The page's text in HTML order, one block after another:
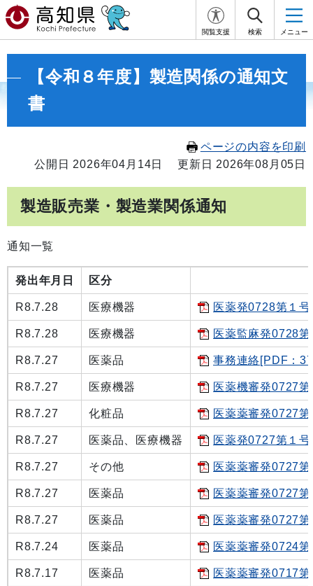
閲覧支援 検索 メニュー
【令和８年度】製造関係の通知文
書
ページの内容を印刷
公開日 2026年04月14日
更新日 2026年08月05日
製造販売業・製造業関係通知
通知一覧
発出年月日 区分
R8.7.28 医療機器 医薬発0728第１
R8.7.28 医療機器 医薬監麻発0728
R8.7.27 医薬品 事務連絡[PDF：
R8.7.27 医療機器 医薬機審発0727
R8.7.27 化粧品 医薬薬審発0727
R8.7.27 医薬品、医療機器 医薬発0727第１
R8.7.27 その他 医薬薬審発0727
R8.7.27 医薬品 医薬薬審発0727
R8.7.27 医薬品 医薬薬審発0727
R8.7.24 医薬品 医薬薬審発0724
R8.7.17 医薬品 医薬薬審発0717